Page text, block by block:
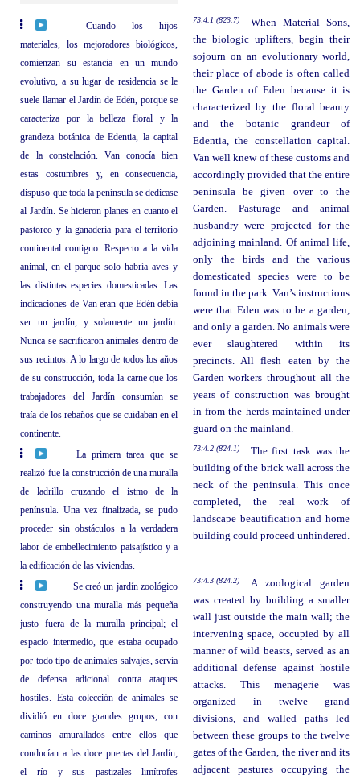
Cuando los hijos
materiales, los mejoradores biológicos,
comienzan su estancia en un mundo
evolutivo, a su lugar de residencia se le
suele llamar el Jardín de Edén, porque se
caracteriza por la belleza floral y la
grandeza botánica de Edentia, la capital
de la constelación. Van conocía bien
estas costumbres y, en consecuencia,
dispuso que toda la península se dedicase
al Jardín. Se hicieron planes en cuanto el
pastoreo y la ganadería para el territorio
continental contiguo. Respecto a la vida
animal, en el parque solo habría aves y
las distintas especies domesticadas. Las
indicaciones de Van eran que Edén debía
ser un jardín, y solamente un jardín.
Nunca se sacrificaron animales dentro de
sus recintos. A lo largo de todos los años
de su construcción, toda la carne que los
trabajadores del Jardín consumían se
traía de los rebaños que se cuidaban en el
continente.
73:4.1 (823.7)
When Material Sons,
the biologic uplifters, begin their
sojourn on an evolutionary world,
their place of abode is often called
the Garden of Eden because it is
characterized by the floral beauty
and the botanic grandeur of
Edentia, the constellation capital.
Van well knew of these customs and
accordingly provided that the entire
peninsula be given over to the
Garden. Pasturage and animal
husbandry were projected for the
adjoining mainland. Of animal life,
only the birds and the various
domesticated species were to be
found in the park. Van’s instructions
were that Eden was to be a garden,
and only a garden. No animals were
ever slaughtered within its
precincts. All flesh eaten by the
Garden workers throughout all the
years of construction was brought
in from the herds maintained under
guard on the mainland.
La primera tarea que se
realizó fue la construcción de una muralla
de ladrillo cruzando el istmo de la
península. Una vez finalizada, se pudo
proceder sin obstáculos a la verdadera
labor de embellecimiento paisajístico y a
la edificación de las viviendas.
73:4.2 (824.1)
The first task was the
building of the brick wall across the
neck of the peninsula. This once
completed, the real work of
landscape beautification and home
building could proceed unhindered.
Se creó un jardín zoológico
construyendo una muralla más pequeña
justo fuera de la muralla principal; el
espacio intermedio, que estaba ocupado
por todo tipo de animales salvajes, servía
de defensa adicional contra ataques
hostiles. Esta colección de animales se
dividió en doce grandes grupos, con
caminos amurallados entre ellos que
conducían a las doce puertas del Jardín;
el río y sus pastizales limítrofes
73:4.3 (824.2)
A zoological garden
was created by building a smaller
wall just outside the main wall; the
intervening space, occupied by all
manner of wild beasts, served as an
additional defense against hostile
attacks. This menagerie was
organized in twelve grand
divisions, and walled paths led
between these groups to the twelve
gates of the Garden, the river and its
adjacent pastures occupying the